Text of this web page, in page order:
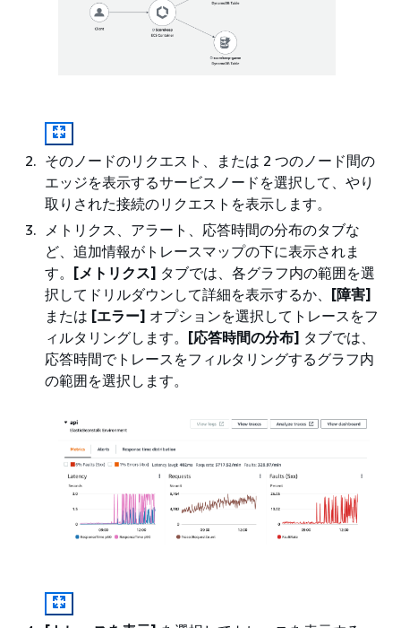
そのノードのリクエスト、または 2 つのノード間の
エッジを表示するサービスノードを選択して、やり
取りされた接続のリクエストを表示します。
メトリクス、アラート、応答時間の分布のタブな
ど、追加情報がトレースマップの下に表示されま
す。
[メトリクス] タブでは、各グラフ内の範囲を選
択してドリルダウンして詳細を表示するか、
[障害]
または [エラー] オプションを選択してトレースをフ
ィルタリングします。
[応答時間の分布] タブでは、
応答時間でトレースをフィルタリングするグラフ内
の範囲を選択します。